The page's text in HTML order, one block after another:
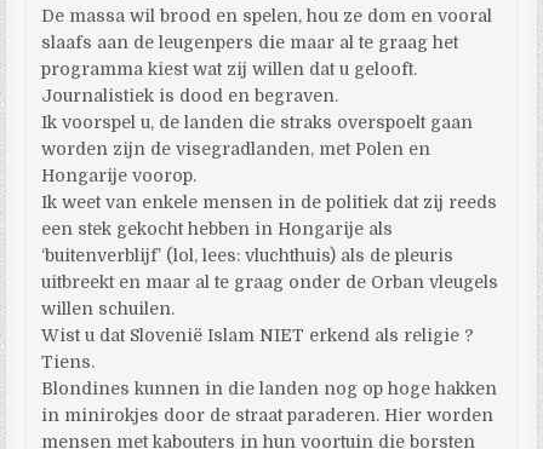
De massa wil brood en spelen, hou ze dom en vooral
slaafs aan de leugenpers die maar al te graag het
programma kiest wat zij willen dat u gelooft.
Journalistiek is dood en begraven.
Ik voorspel u, de landen die straks overspoelt gaan
worden zijn de visegradlanden, met Polen en
Hongarije voorop.
Ik weet van enkele mensen in de politiek dat zij reeds
een stek gekocht hebben in Hongarije als
‘buitenverblijf’ (lol, lees: vluchthuis) als de pleuris
uitbreekt en maar al te graag onder de Orban vleugels
willen schuilen.
Wist u dat Slovenië Islam NIET erkend als religie ?
Tiens.
Blondines kunnen in die landen nog op hoge hakken
in minirokjes door de straat paraderen. Hier worden
mensen met kabouters in hun voortuin die borsten